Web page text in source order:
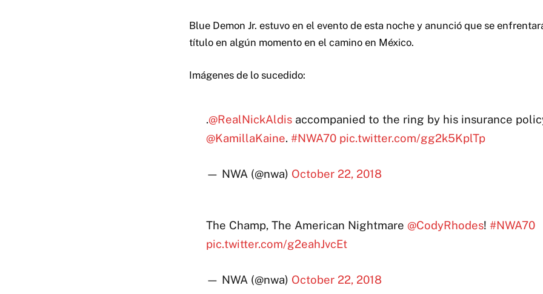
Blue Demon Jr. estuvo en el evento de esta noche y anunció que se
título en algún momento en el camino en México.
Imágenes de lo sucedido:
.@RealNickAldisaccompanied to the ring by his insurance
@KamillaKaine. #NWA70 pic.twitter.com/gg2k5KplTp
— NWA (@nwa) October 22, 2018
The Champ, The American Nightmare @CodyRhodes! #NWA70
pic.twitter.com/g2eahJvcEt
— NWA (@nwa) October 22, 2018